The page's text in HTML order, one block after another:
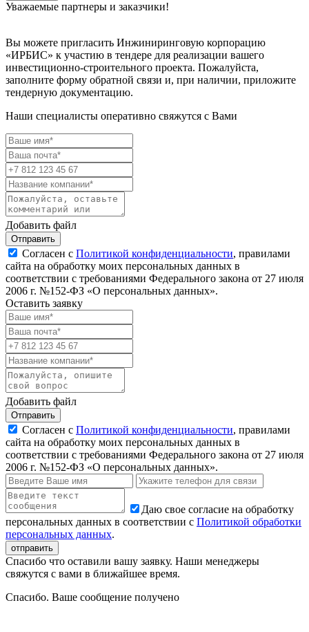
Уважаемые партнеры и заказчики!
Вы можете пригласить Инжиниринговую корпорацию
«ИРБИС» к участию в тендере для реализации вашего
инвестиционно-строительного проекта. Пожалуйста,
заполните форму обратной связи и, при наличии, приложите
тендерную документацию.
Наши специалисты оперативно свяжутся с Вами
Добавить файл
Отправить
Согласен с Политикой конфиденциальности, правилами
сайта на обработку моих персональных данных в
соответствии с требованиями Федерального закона от 27 июля
2006 г. №152-ФЗ «О персональных данных».
Оставить заявку
Добавить файл
Отправить
Согласен с Политикой конфиденциальности, правилами
сайта на обработку моих персональных данных в
соответствии с требованиями Федерального закона от 27 июля
2006 г. №152-ФЗ «О персональных данных».
Даю свое согласие на обработку
персональных данных в соответствии с Политикой обработки
персональных данных.
Спасибо что оставили вашу заявку. Наши менеджеры
свяжутся с вами в ближайшее время.
Спасибо. Ваше сообщение получено